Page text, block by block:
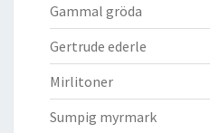
Gammal gröda
Gertrude ederle
Mirlitoner
Sumpig myrmark